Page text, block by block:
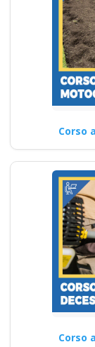
Corso
Corso